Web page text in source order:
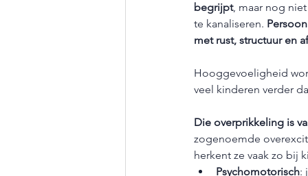
begrijpt, maar nog
te kanaliseren.
met rust, structuur en
Hooggevoeligheid
veel kinderen verder
Die overprikkeling is
zogenoemde
herkent ze vaak zo bij
Psychomotorisch: